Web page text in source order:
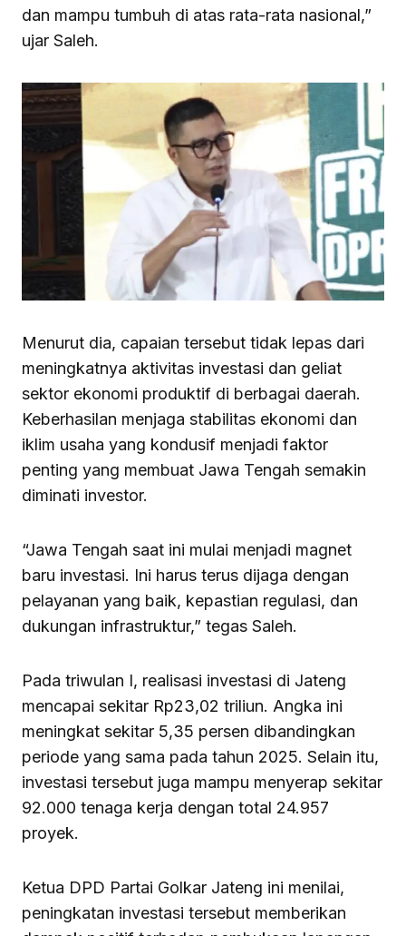
dan mampu tumbuh di atas rata-rata nasional,”
ujar Saleh.
Menurut dia, capaian tersebut tidak lepas dari
meningkatnya aktivitas investasi dan geliat
sektor ekonomi produktif di berbagai daerah.
Keberhasilan menjaga stabilitas ekonomi dan
iklim usaha yang kondusif menjadi faktor
penting yang membuat Jawa Tengah semakin
diminati investor.
“Jawa Tengah saat ini mulai menjadi magnet
baru investasi. Ini harus terus dijaga dengan
pelayanan yang baik, kepastian regulasi, dan
dukungan infrastruktur,” tegas Saleh.
Pada triwulan I, realisasi investasi di Jateng
mencapai sekitar Rp23,02 triliun. Angka ini
meningkat sekitar 5,35 persen dibandingkan
periode yang sama pada tahun 2025. Selain itu,
investasi tersebut juga mampu menyerap sekitar
92.000 tenaga kerja dengan total 24.957
proyek.
Ketua DPD Partai Golkar Jateng ini menilai,
peningkatan investasi tersebut memberikan